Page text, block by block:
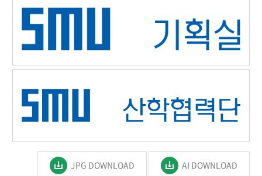
JPG DOWNLOAD AI DOWNLOAD